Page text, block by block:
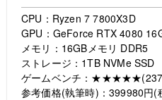
CPU：Ryzen 7 7800X3D
GPU：GeForce RTX 4080
メモリ：16GBメモリ DDR5
ストレージ：1TB NVMe SSD
ゲームベンチ：
参考価格(執筆時)：399980円(